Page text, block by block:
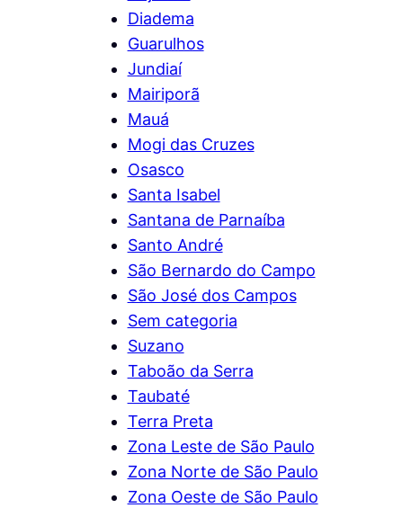
Diadema
Guarulhos
Jundiaí
Mairiporã
Mauá
Mogi das Cruzes
Osasco
Santa Isabel
Santana de Parnaíba
Santo André
São Bernardo do Campo
São José dos Campos
Sem categoria
Suzano
Taboão da Serra
Taubaté
Terra Preta
Zona Leste de São Paulo
Zona Norte de São Paulo
Zona Oeste de São Paulo